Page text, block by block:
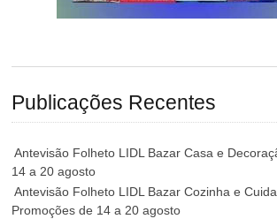
Publicações Recentes
Antevisão Folheto LIDL Bazar Casa e
14 a 20 agosto
Antevisão Folheto LIDL Bazar Cozinha e
Promoções de 14 a 20 agosto